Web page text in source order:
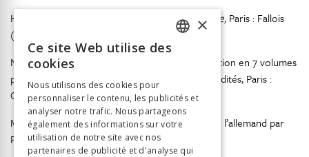
Halévy Daniel,
Essai sur l’accélération de l’histoire, Paris : Fallois
(1948), 2001.
Nora Pierre (éd.),
édition en 7 volumes
publiés de 1984 à 1992, Paris : Gallimard, puis réédités, Paris :
Gallimard (Quarto), 3 tomes, en 1997.
Musil Robert, Œuvres pré-posthumes,traduit de l’allemand par
Philippe Jaccottet, Paris : Le Seuil (1957), 2013.
ITALIAN
×
Ce site Web utilise des
cookies
Nous utilisons des cookies pour
personnaliser le contenu, les publicités et
analyser notre trafic. Nous partageons
également des informations sur votre
utilisation de notre site avec nos
partenaires de publicité et d'analyse qui